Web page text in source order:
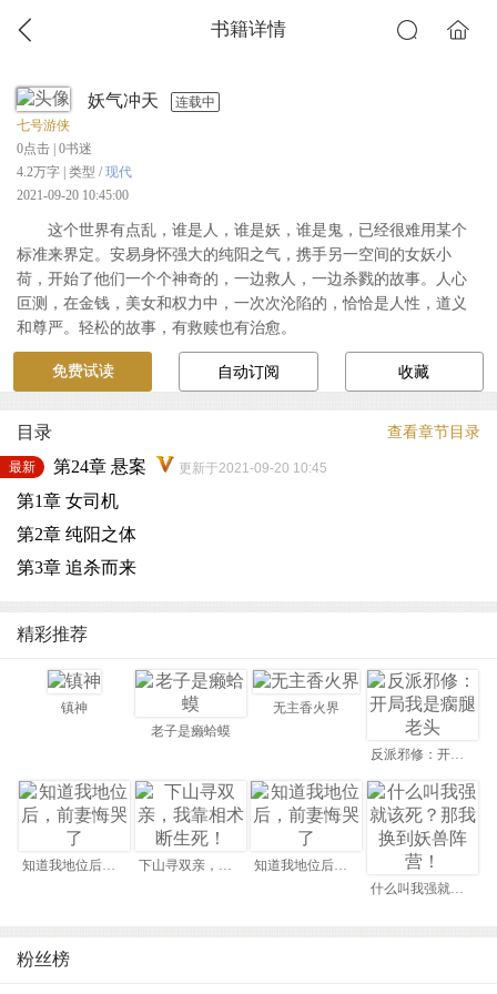
书籍详情
妖气冲天
连载中
七号游侠
0点击 | 0书迷
4.2万字 | 类型 / 现代
2021-09-20 10:45:00
这个世界有点乱，谁是人，谁是妖，谁是鬼，已经很难用某个
标准来界定。安易身怀强大的纯阳之气，携手另一空间的女妖小
荷，开始了他们一个个神奇的，一边救人，一边杀戮的故事。人心
叵测，在金钱，美女和权力中，一次次沦陷的，恰恰是人性，道义
和尊严。轻松的故事，有救赎也有治愈。
免费试读 自动订阅 收藏
目录 查看章节目录
最新 第24章 悬案 更新于2021-09-20 10:45
第1章 女司机
第2章 纯阳之体
第3章 追杀而来
精彩推荐
镇神
老子是癞蛤蟆
无主香火界
反派邪修：开局我是瘸腿老头
知道我地位后，前妻悔哭了 下山寻双亲，我靠相术断生死！
知道我地位后，前妻悔哭了
什么叫我强就该死？那我换到妖兽阵营！
粉丝榜